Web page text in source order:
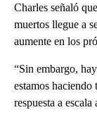
Charles señaló
muertos llegue a
aumente en los
“Sin embargo,
estamos
respuesta a